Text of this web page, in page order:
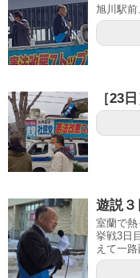
旭川駅前
［23
遊説
室蘭で
挙戦3日
えて一